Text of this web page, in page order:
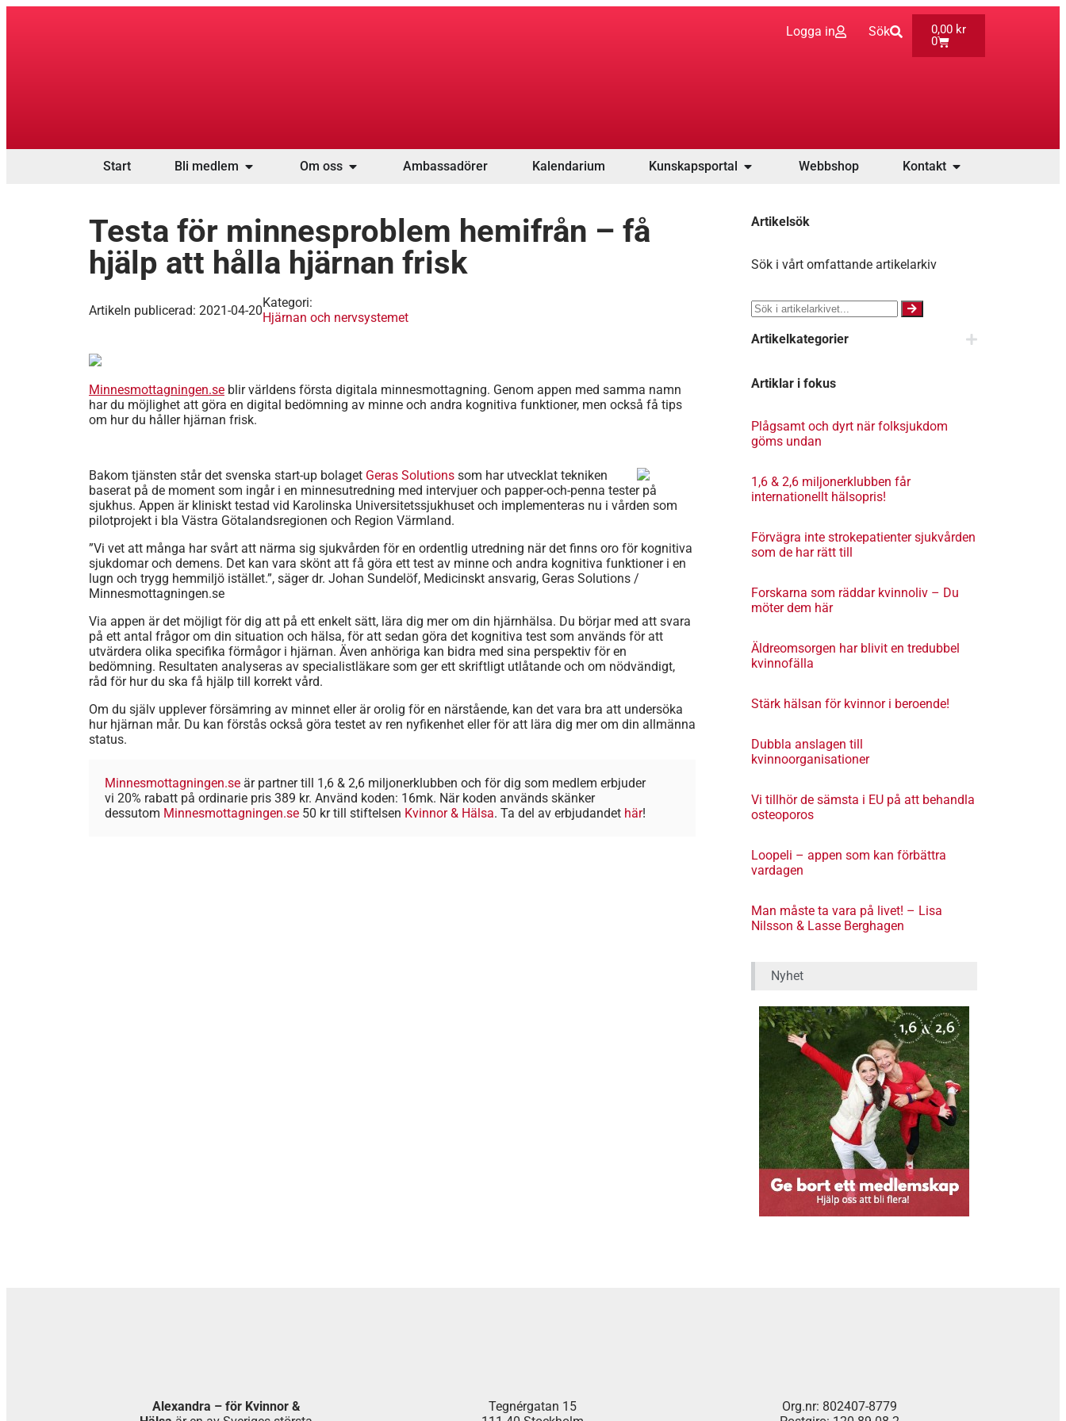
Logga in Sök 0,00 kr
0
Start Bli medlem Om oss Ambassadörer Kalendarium Kunskapsportal Webbshop Kontakt
Testa för minnesproblem hemifrån – få
hjälp att hålla hjärnan frisk
Artikeln publicerad: 2021-04-20Kategori:
Hjärnan och nervsystemet
Minnesmottagningen.se blir världens första digitala minnesmottagning. Genom appen med samma namn
har du möjlighet att göra en digital bedömning av minne och andra kognitiva funktioner, men också få tips
om hur du håller hjärnan frisk.
Bakom tjänsten står det svenska start-up bolaget Geras Solutions som har utvecklat tekniken
baserat på de moment som ingår i en minnesutredning med intervjuer och papper-och-penna tester på
sjukhus. Appen är kliniskt testad vid Karolinska Universitetssjukhuset och implementeras nu i vården som
pilotprojekt i bla Västra Götalandsregionen och Region Värmland.
”Vi vet att många har svårt att närma sig sjukvården för en ordentlig utredning när det finns oro för kognitiva
sjukdomar och demens. Det kan vara skönt att få göra ett test av minne och andra kognitiva funktioner i en
lugn och trygg hemmiljö istället.”, säger dr. Johan Sundelöf, Medicinskt ansvarig, Geras Solutions /
Minnesmottagningen.se
Via appen är det möjligt för dig att på ett enkelt sätt, lära dig mer om din hjärnhälsa. Du börjar med att svara
på ett antal frågor om din situation och hälsa, för att sedan göra det kognitiva test som används för att
utvärdera olika specifika förmågor i hjärnan. Även anhöriga kan bidra med sina perspektiv för en
bedömning. Resultaten analyseras av specialistläkare som ger ett skriftligt utlåtande och om nödvändigt,
råd för hur du ska få hjälp till korrekt vård.
Om du själv upplever försämring av minnet eller är orolig för en närstående, kan det vara bra att undersöka
hur hjärnan mår. Du kan förstås också göra testet av ren nyfikenhet eller för att lära dig mer om din allmänna
status.
Minnesmottagningen.se är partner till 1,6 & 2,6 miljonerklubben och för dig som medlem erbjuder
vi 20% rabatt på ordinarie pris 389 kr. Använd koden: 16mk. När koden används skänker
dessutom Minnesmottagningen.se 50 kr till stiftelsen Kvinnor & Hälsa. Ta del av erbjudandet här!
Artikelsök
Sök i vårt omfattande artikelarkiv
Artikelkategorier
Artiklar i fokus
Plågsamt och dyrt när folksjukdom
göms undan
1,6 & 2,6 miljonerklubben får
internationellt hälsopris!
Förvägra inte strokepatienter sjukvården
som de har rätt till
Forskarna som räddar kvinnoliv – Du
möter dem här
Äldreomsorgen har blivit en tredubbel
kvinnofälla
Stärk hälsan för kvinnor i beroende!
Dubbla anslagen till
kvinnoorganisationer
Vi tillhör de sämsta i EU på att behandla
osteoporos
Loopeli – appen som kan förbättra
vardagen
Man måste ta vara på livet! – Lisa
Nilsson & Lasse Berghagen
Nyhet
Alexandra – för Kvinnor &
Tegnérgatan 15
Org.nr: 802407-8779